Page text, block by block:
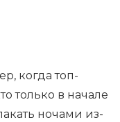
когда топ-
только в начале
ночами из-